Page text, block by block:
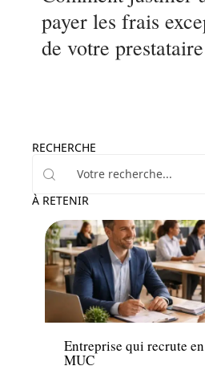
payer les frais
de votre
RECHERCHE
À RETENIR
Entreprise
Entreprise qui recrute
MUC